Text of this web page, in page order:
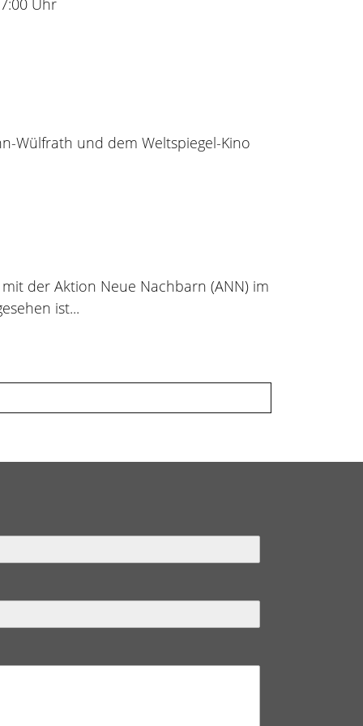
Uhr
Wülfrath und dem Weltspiegel-Kino
der Aktion Neue Nachbarn (ANN) im
ist...